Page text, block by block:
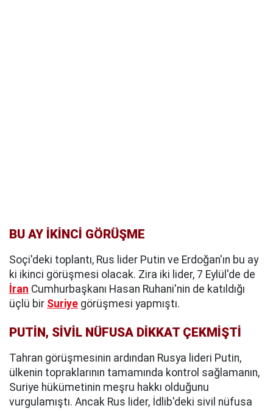
BU AY İKİNCİ GÖRÜŞME
Soçi'deki toplantı, Rus lider Putin ve Erdoğan'ın bu ay
ki ikinci görüşmesi olacak. Zira iki lider, 7 Eylül'de de
İran Cumhurbaşkanı Hasan Ruhani'nin de katıldığı
üçlü bir Suriye görüşmesi yapmıştı.
PUTİN, SİVİL NÜFUSA DİKKAT ÇEKMİŞTİ
Tahran görüşmesinin ardından Rusya lideri Putin,
ülkenin topraklarının tamamında kontrol sağlamanın,
Suriye hükümetinin meşru hakkı olduğunu
vurgulamıştı. Ancak Rus lider, İdlib'deki sivil nüfusa